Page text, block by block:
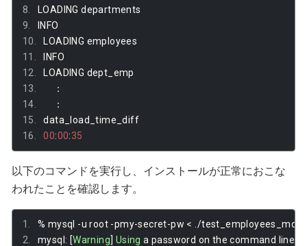
LOADING departments
INFO
LOADING employees
INFO
LOADING dept_emp
：
：
data_load_time_diff
00:00:35
以下のコマンドを実行し、インストールが正常におこな
われたことを確認します。
% mysql -u root -pmy-secret-pw < ./test_employees_md5
mysql: [Warning] Using a password on the command line